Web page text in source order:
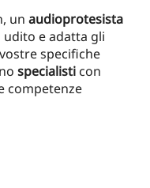
un audioprotesista
e adatta gli
specifiche
specialisti con
competenze